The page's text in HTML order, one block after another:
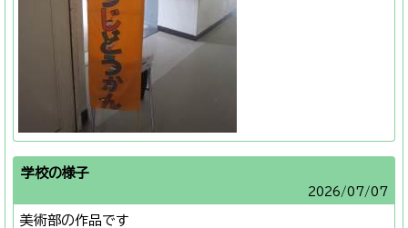
学校の様子
2026/07/07
美術部の作品です